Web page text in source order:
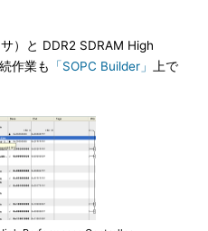
）と DDR2 SDRAM High
作業も
「SOPC Builder」
上で